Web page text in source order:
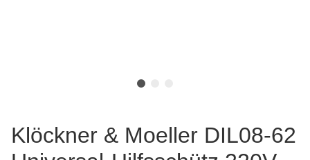
Klöckner & Moeller DIL08-62